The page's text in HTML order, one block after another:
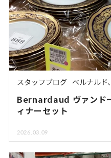
スタッフブログ ベルナルド
Bernardaud ヴァン
ィナーセット
2026.03.09